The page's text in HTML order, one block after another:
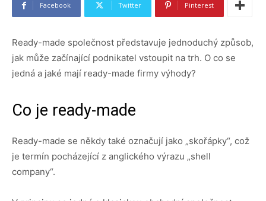
Facebook Twitter Pinterest
Ready-made společnost představuje jednoduchý způsob,
jak může začínající podnikatel vstoupit na trh. O co se
jedná a jaké mají ready-made firmy výhody?
Co je ready-made
Ready-made se někdy také označují jako „skořápky“, což
je termín pocházející z anglického výrazu „shell
company“.